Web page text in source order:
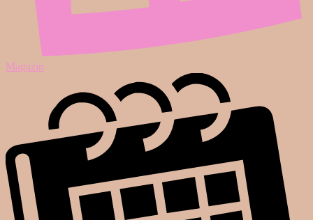
Magazin